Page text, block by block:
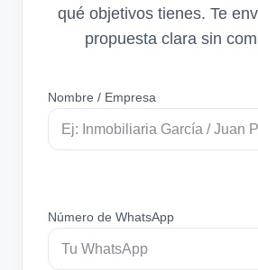
qué objetivos tienes. Te
propuesta clara sin
Nombre / Empresa
Número de WhatsApp